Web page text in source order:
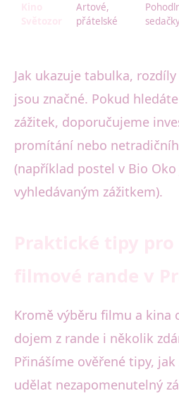
Artové,
přátelské
Jak ukazuje tabulka,
jsou značné. Pokud
zážitek, doporučujeme
promítání nebo
(například postel v Bio
vyhledávaným zážitkem).
Kromě výběru filmu a kina
dojem z rande i několik
Přinášíme ověřené tipy,
udělat nezapomenutelný